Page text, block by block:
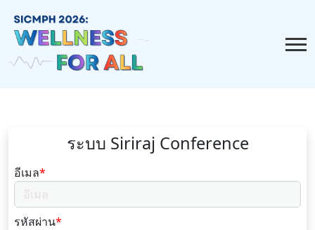
ระบบ Siriraj Conference
อีเมล*
รหัสผ่าน*